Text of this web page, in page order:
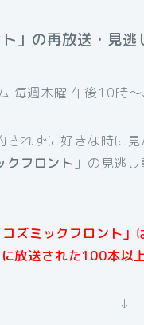
」の再放送・見逃
毎週木曜 午後10時
されずに好きな時に
クフロント 」の見逃し
コズミックフロント」
放送された100本以
↓